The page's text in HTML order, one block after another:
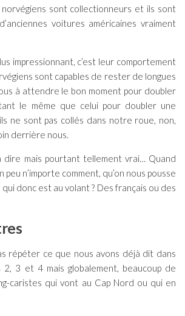
norvégiens sont collectionneurs et ils sont
voitures américaines vraiment
impressionnant, c’est leur comportement
sont capables de rester de longues
à attendre le bon moment pour doubler
le même que celui pour doubler une
ne sont pas collés dans notre roue, non,
derrière nous.
dire mais pourtant tellement vrai… Quand
n’importe comment, qu’on nous pousse
donc est au volant ? Des français ou des
répéter ce que nous avons déjà dit dans
2, 3 et 4 mais globalement, beaucoup de
caristes qui vont au Cap Nord ou qui en